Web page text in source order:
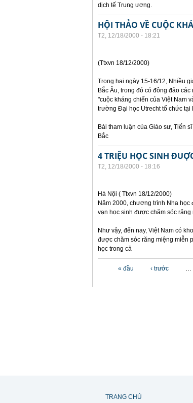
dịch tế Trung ương.
HỘI THẢO VỀ CUỘC
T2, 12/18/2000 - 18:21
(Ttxvn 18/12/2000)
Trong hai ngày 15-16/12, Nhiều
Bắc Âu, trong đó có đông đảo
"cuộc kháng chiến của Việt Nam
trường Đại học Utrecht tổ chức tại
Bài tham luận của Giáo sư, Tiến
Bắc
4 TRIỆU HỌC SINH
T2, 12/18/2000 - 18:16
Hà Nội ( Ttxvn 18/12/2000)
Năm 2000, chương trình Nha
vạn học sinh được chăm sóc răng
Như vậy, đến nay, Việt Nam có
được chăm sóc răng miệng miễn
học trong cả
« đầu ‹ trước …
TRANG CHỦ